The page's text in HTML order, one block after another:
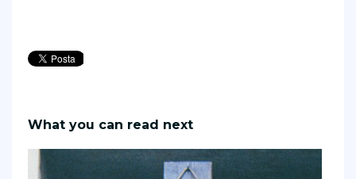
What you can read next